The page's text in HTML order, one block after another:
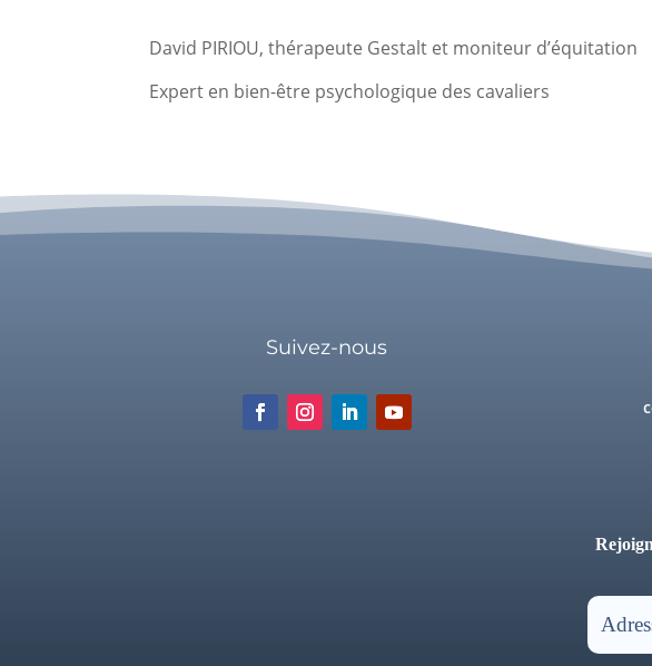
David PIRIOU, thérapeute Gestalt et moniteur d’équitation
Expert en bien-être psychologique des cavaliers
Suivez-nous